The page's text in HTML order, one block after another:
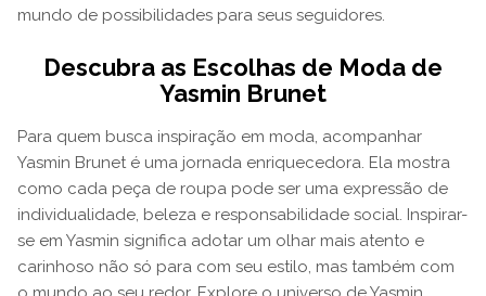
mundo de possibilidades para seus seguidores.
Descubra as Escolhas de Moda de
Yasmin Brunet
Para quem busca inspiração em moda, acompanhar
Yasmin Brunet é uma jornada enriquecedora. Ela mostra
como cada peça de roupa pode ser uma expressão de
individualidade, beleza e responsabilidade social. Inspirar-
se em Yasmin significa adotar um olhar mais atento e
carinhoso não só para com seu estilo, mas também com